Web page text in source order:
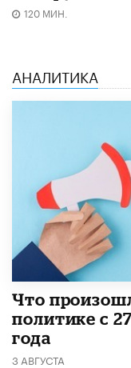
120 МИН.
АНАЛИТИКА
​Что
политике с
года
3 АВГУСТА